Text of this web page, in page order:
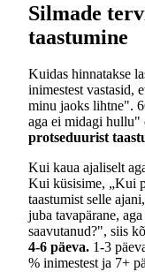
Silmade
taastumine
Kuidas hinnatakse
inimestest vastasid,
minu jaoks lihtne".
aga ei midagi hullu"
protseduurist
Kui kaua ajaliselt
Kui küsisime, „Kui
taastumist selle
juba tavapärane,
saavutanud?", siis
4-6 päeva. 1-3
% inimestest ja 7+